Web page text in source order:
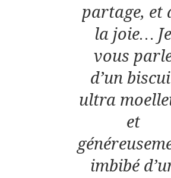
partage, et
la joie… Je
vous
d’un
ultra
et
imbibé